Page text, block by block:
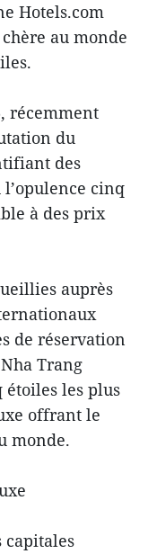
Hotels.com
au monde
récemment
du
des
cinq
à des prix
auprès
de réservation
Trang
les plus
offrant le
monde.
capitales